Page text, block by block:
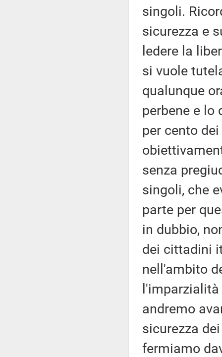
singoli.
sicurezza e
ledere la
si vuole
qualunque
perbene e lo
per cento
senza
singoli, che
parte per
in dubbio,
dei cittadini
nell'ambito
andremo
sicurezza
fermiamo